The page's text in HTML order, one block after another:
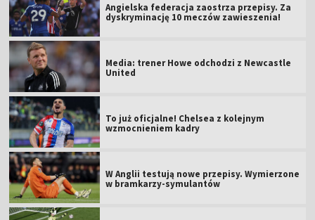
Angielska federacja zaostrza przepisy. Za
dyskryminację 10 meczów zawieszenia!
Media: trener Howe odchodzi z Newcastle
United
To już oficjalne! Chelsea z kolejnym
wzmocnieniem kadry
W Anglii testują nowe przepisy. Wymierzone
w bramkarzy-symulantów